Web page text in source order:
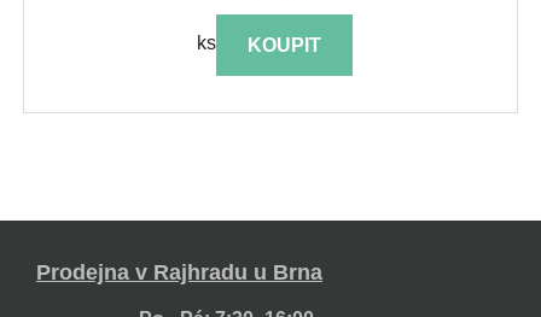
ks KOUPIT
Prodejna v Rajhradu u Brna